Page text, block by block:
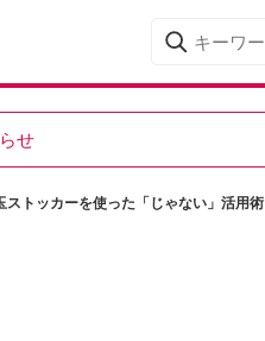
せ
トッカーを使った「じゃない」活用術